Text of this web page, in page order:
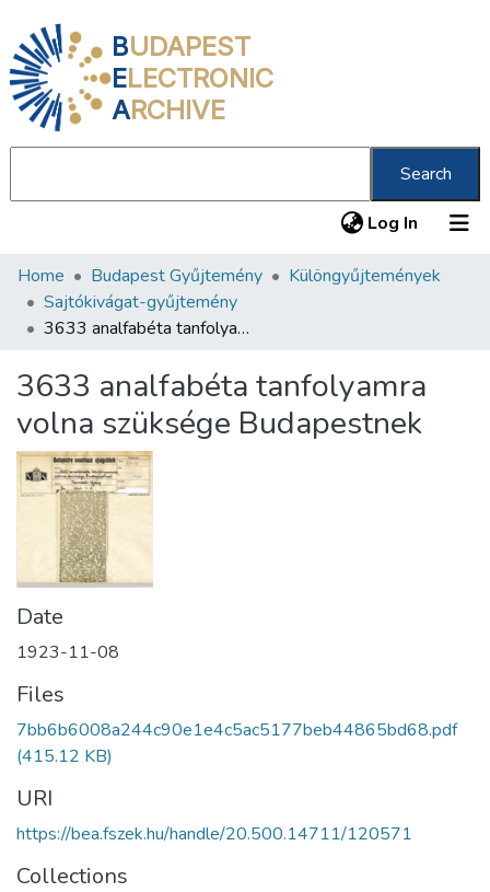
BUDAPEST
ELECTRONIC
ARCHIVE
Search
Log In (current)
Communities & Collections
All of DSpace
About us
Home Budapest Gyűjtemény
Különgyűjtemények
Sajtókivágat-gyűjtemény
3633 analfabéta tanfolyamra volna szüksége Budapestnek
3633 analfabéta tanfolyamra
volna szüksége Budapestnek
Date
1923-11-08
Files
7bb6b6008a244c90e1e4c5ac5177beb44865bd68.pdf
(415.12 KB)
URI
https://bea.fszek.hu/handle/20.500.14711/120571
Collections